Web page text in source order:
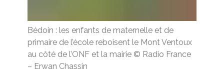
Bédoin : les enfants de maternelle et de
primaire de l’école reboisent le Mont Ventoux
au côté de l’ONF et la mairie © Radio France
– Erwan Chassin